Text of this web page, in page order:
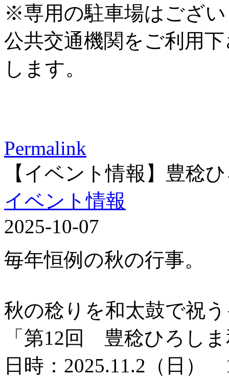
※専用の駐車場はござ
公共交通機関をご利用
します。
Permalink
【イベント情報】豊稔
イベント情報
2025-10-07
毎年恒例の秋の行事。
秋の稔りを和太鼓で祝
「第12回 豊稔ひろし
日時：2025.11.2（日）